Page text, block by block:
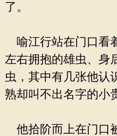
了。
喻江行站在门口看
左右拥抱的雄虫、身
虫，其中有几张他认
熟却叫不出名字的小
他拾阶而上在门口